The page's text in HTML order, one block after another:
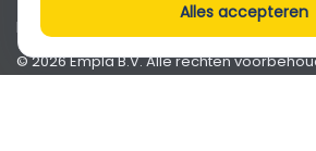
Klantenservice
© 2026 Empla B.V. Alle rechten
Alles accepteren